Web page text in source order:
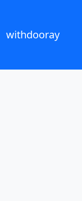
withdooray